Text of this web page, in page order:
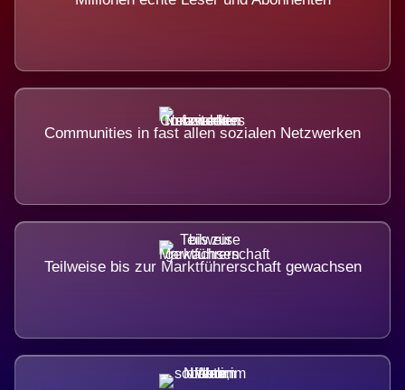
Communities in fast allen sozialen Netzwerken
Teilweise bis zur Marktführerschaft gewachsen